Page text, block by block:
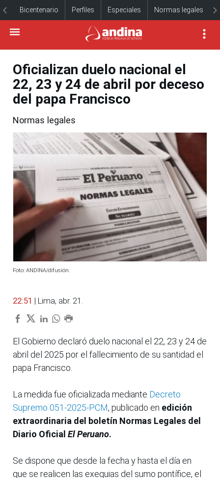
Bicentenario Perfiles Especiales Normas legales
Oficializan duelo nacional el
22, 23 y 24 de abril por deceso
del papa Francisco
Normas legales
Foto: ANDINA/difusión.
22:51 | Lima, abr. 21.
El Gobierno declaró duelo nacional el 22, 23 y 24 de
abril del 2025 por el fallecimiento de su santidad el
papa Francisco.
La medida fue oficializada mediante Decreto
Supremo 051-2025-PCM, publicado en edición
extraordinaria del boletín Normas Legales del
Diario Oficial El Peruano.
Se dispone que desde la fecha y hasta el día en
que se realicen las exequias del sumo pontífice, el